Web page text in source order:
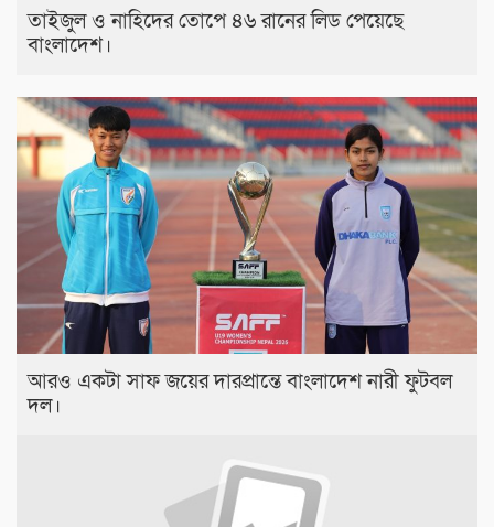
তাইজুল ও নাহিদের তোপে ৪৬ রানের লিড পেয়েছে
বাংলাদেশ।
আরও একটা সাফ জয়ের দারপ্রান্তে বাংলাদেশ নারী ফুটবল
দল।